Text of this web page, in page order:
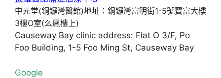
中元堂(銅鑼灣醫舘)地址：銅鑼灣富明街1-5號寶富大樓
3樓O室(么鳳樓上)
Causeway Bay clinic address: Flat O 3/F, Po
Foo Building, 1-5 Foo Ming St, Causeway Bay
Google